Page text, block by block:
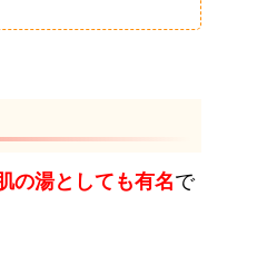
の湯としても有名で